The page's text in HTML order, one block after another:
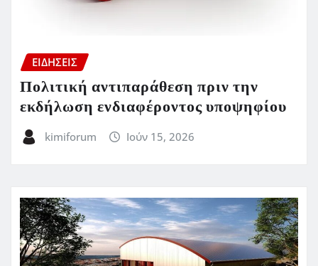
ΕΙΔΗΣΕΙΣ
Πολιτική αντιπαράθεση πριν την
εκδήλωση ενδιαφέροντος υποψηφίου
kimiforum Ιούν 15, 2026